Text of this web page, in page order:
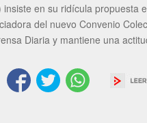
insiste en su ridícula propuesta
del nuevo Convenio
Diaria y mantiene una